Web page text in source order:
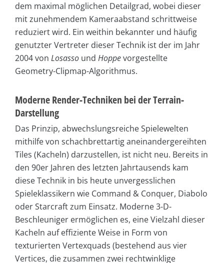
dem maximal möglichen Detailgrad, wobei dieser
mit zunehmendem Kameraabstand schrittweise
reduziert wird. Ein weithin bekannter und häufig
genutzter Vertreter dieser Technik ist der im Jahr
2004 von Losasso und Hoppevorgestellte
Geometry-Clipmap-Algorithmus.
Moderne Render-Techniken bei der Terrain-
Darstellung
Das Prinzip, abwechslungsreiche Spielewelten
mithilfe von schachbrettartig aneinandergereihten
Tiles (Kacheln) darzustellen, ist nicht neu. Bereits in
den 90er Jahren des letzten Jahrtausends kam
diese Technik in bis heute unvergesslichen
Spieleklassikern wie Command & Conquer, Diabolo
oder Starcraft zum Einsatz. Moderne 3-D-
Beschleuniger ermöglichen es, eine Vielzahl dieser
Kacheln auf effiziente Weise in Form von
texturierten Vertexquads (bestehend aus vier
Vertices, die zusammen zwei rechtwinklige